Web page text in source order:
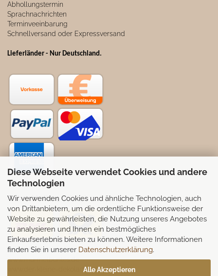
Diese Webseite verwendet Cookies und andere
Technologien
Wir verwenden Cookies und ähnliche Technologien, auch
von Drittanbietern, um die ordentliche Funktionsweise der
Website zu gewährleisten, die Nutzung unseres Angebotes
zu analysieren und Ihnen ein bestmögliches
Einkaufserlebnis bieten zu können. Weitere Informationen
finden Sie in unserer Datenschutzerklärung.
Alle Akzeptieren
Abhollungstermin
Sprachnachrichten
Terminveeinbarung
Schnellversand oder Expressversand
Lieferländer - Nur Deutschland.
Selbstabhollung möglich
Partnerseiten:
www.murmelbuntes.de
www.der-kleine-dekoladen.de